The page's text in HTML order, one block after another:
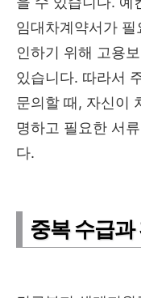
임대차계약서가
인하기 위해 고용
있습니다. 따라서
문의할 때, 자신이
명하고 필요한 서
다.
중복 수급과